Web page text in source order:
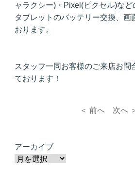
ャラクシー)・Pixel(ピクセル)など
タブレットのバッテリー交換、画
おります。
スタッフ一同お客様のご来店お問
ております！
＜ 前へ 次へ
アーカイブ